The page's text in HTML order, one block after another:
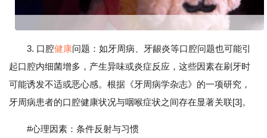
3. 口腔健康问题：如牙周病、牙龈炎等口腔问题也可能引
起口腔内细菌增多，产生异味或炎症反应，这些因素在刷牙时
可能诱发不适或恶心感。根据《牙周病学杂志》的一项研究，
牙周病患者的口腔健康状况与咽喉症状之间存在显著关联[3]。
#心理因素：条件反射与习惯